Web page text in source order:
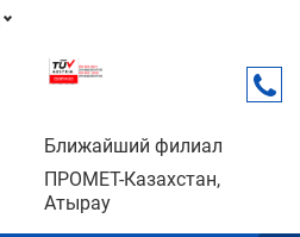
Ближайший филиал
ПРОМЕТ-Казахстан,
Атырау